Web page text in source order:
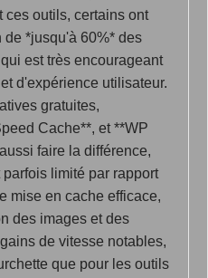
ces outils, certains ont
*jusqu'à 60%* des
est très encourageant
d'expérience utilisateur.
gratuites,
Cache**, et **WP
faire la différence,
limité par rapport
mise en cache efficace,
des images et des
de vitesse notables,
que pour les outils